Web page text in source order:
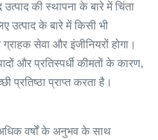
की स्थापना के बारे में चिंता
के बारे में किसी भी
सेवा और इंजीनियरों होगा।
और प्रतिस्पर्धी कीमतों के कारण,
प्राप्त करता है।
वर्षों के अनुभव के साथ